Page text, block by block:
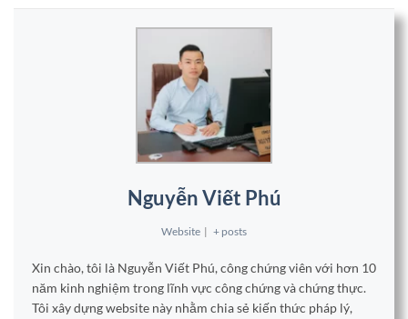
Nguyễn Viết Phú
Website | + posts
Xin chào, tôi là Nguyễn Viết Phú, công chứng viên với hơn 10
năm kinh nghiệm trong lĩnh vực công chứng và chứng thực.
Tôi xây dựng website này nhằm chia sẻ kiến thức pháp lý,